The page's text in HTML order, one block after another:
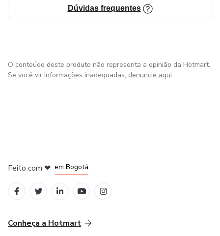
Dúvidas frequentes
O conteúdo deste produto não representa a opinião da Hotmart.
Se você vir informações inadequadas, denuncie aqui
Feito com ❤ em Bogotá
Conheça a Hotmart